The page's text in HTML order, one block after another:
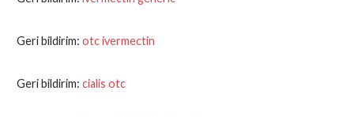
Geri bildirim: otc ivermectin
Geri bildirim: cialis otc